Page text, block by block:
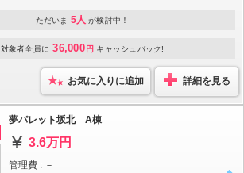
ただいま 5人 が検討中！
対象者全員に 36,000 円 キャッシュバック!
お気に入りに追加 詳細を見る
夢パレット坂北 A棟
3.6万円
管理費 : －